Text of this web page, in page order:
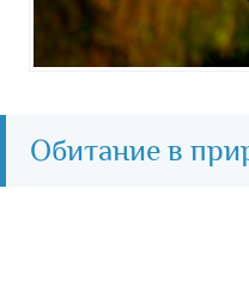
Обитание в